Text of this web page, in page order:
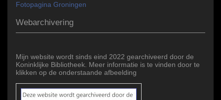
Fotopagina Groningen
Webarchivering
Mijn website wordt sinds eind 2022 gearchiveerd door de
Koninklijke Bibliotheek. Meer informatie is te vinden door te
klikken op de onderstaande afbeelding